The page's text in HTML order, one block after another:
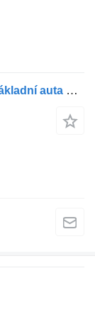
Hlavní brzdový válec 5010260388 pro nákladní auta Renault Premium